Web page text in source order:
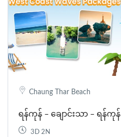
Chaung Thar Beach
ရန်ကုန် – ချောင်းသာ – ရန်ကုန်
3D 2N